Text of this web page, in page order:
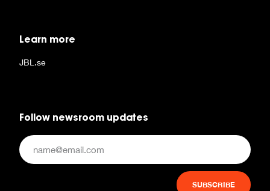
Learn more
JBL.se
Follow newsroom updates